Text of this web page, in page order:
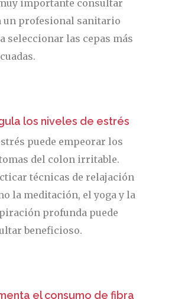
importante consultar
un profesional sanitario
seleccionar las cepas más
los niveles de estrés
puede empeorar los
del colon irritable.
técnicas de relajación
la meditación, el yoga y la
profunda puede
beneficioso.
el consumo de fibra